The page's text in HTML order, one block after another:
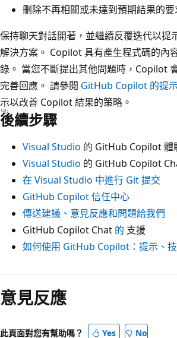
刪除不再相關或未達到預期結果的要
保持聊天對話開著，並繼續反覆迭代以提
解決方案。 Copilot 具有產生程式碼的內
錄。 當您不斷提出其他問題時，Copilot
完善回應。 請參閱 GitHub Copilot 的提
示以改善 Copilot 結果的策略。
後續步驟
Visual Studio 的 GitHub Copilot 體
Visual Studio 的 GitHub Copilot
在 Visual Studio 中進行 Git 提交
GitHub Copilot 信任中心
傳送建議、意見反應和問題給我們
GitHub Copilot Chat 的 支援
如何使用 GitHub Copilot：提示、
意見反應
此頁面對您有幫助嗎？ Yes No